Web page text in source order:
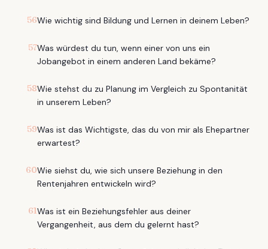
56Wie wichtig sind Bildung und Lernen in deinem Leben?
57Was würdest du tun, wenn einer von uns ein
Jobangebot in einem anderen Land bekäme?
58Wie stehst du zu Planung im Vergleich zu Spontanität
in unserem Leben?
59Was ist das Wichtigste, das du von mir als Ehepartner
erwartest?
60Wie siehst du, wie sich unsere Beziehung in den
Rentenjahren entwickeln wird?
61Was ist ein Beziehungsfehler aus deiner
Vergangenheit, aus dem du gelernt hast?